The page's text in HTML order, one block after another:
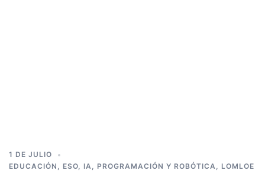
1 DE JULIO
EDUCACIÓN , ESO, IA, PROGRAMACIÓN Y ROBÓTICA, LOMLOE